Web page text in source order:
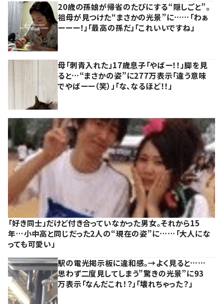
20歳の孫娘が帰省のたびにする“隠しごと”。
祖母が見つけた“まさかの光景”に……「わぁ
ーーー！」「最高の孫だ」「これいいですね」
母「刺青入れた」17歳息子「やばー！！」脚を見
ると…“まさかの姿”に277万表示「違う意味
でやばーー（笑）」「な、なるほど！！」
「好き同士」だけど付き合っていなかった男女。それから15
年…小中高と同じだった2人の“現在の姿”に……「大人にな
っても可愛い」
駅の電光掲示板に違和感。→よく見ると……
思わず二度見してしまう”驚きの光景”に93
万表示「なんだこれ！？」「壊れちゃった？」